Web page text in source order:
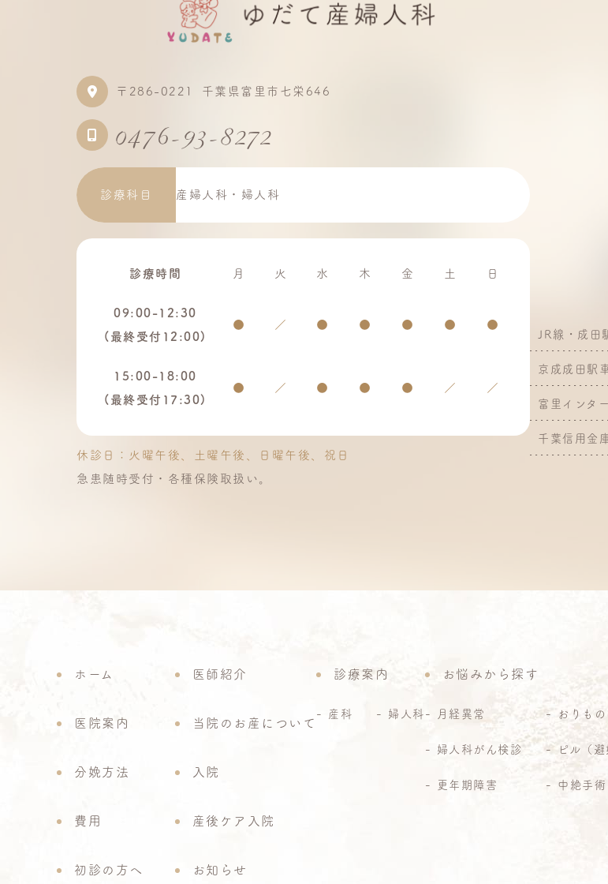
〒286-0221 千葉県富里市七栄646
0476-93-8272
診療科目 産婦人科・婦人科
診療時間 月 火 水 木 金 土 日
09:00-12:30
(最終受付 12:00)
● ／ ● ● ● ● ●
15:00-18:00
(最終受付 17:30)
● ／ ● ● ● ／ ／
休診日：火曜午後、土曜午後、日曜午後、祝日
急患随時受付・各種保険取扱い。
JR線・成田
京成成田駅
富里インタ
千葉信用金
ホーム 医師紹介
医院案内 当院のお産について
分娩方法 入院
費用 産後ケア入院
初診の方へ お知らせ
診療案内
産科 婦人科
お悩みから探す
月経異常 おりも
婦人科がん検診 ピル（
更年期障害 中絶手術